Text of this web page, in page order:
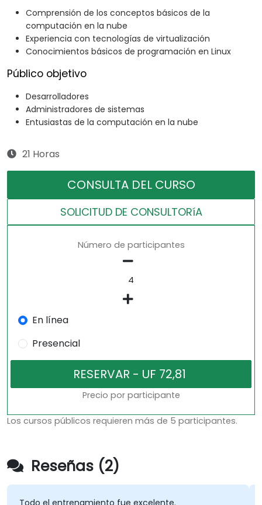
Comprensión de los conceptos básicos de la
computación en la nube
Experiencia con tecnologías de virtualización
Conocimientos básicos de programación en Linux
Público objetivo
Desarrolladores
Administradores de sistemas
Entusiastas de la computación en la nube
21 Horas
CONSULTA DEL CURSO
SOLICITUD DE CONSULTORíA
Número de participantes
En línea
Presencial
Precio por participante
Los cursos públicos requieren más de 5 participantes.
Reseñas (2)